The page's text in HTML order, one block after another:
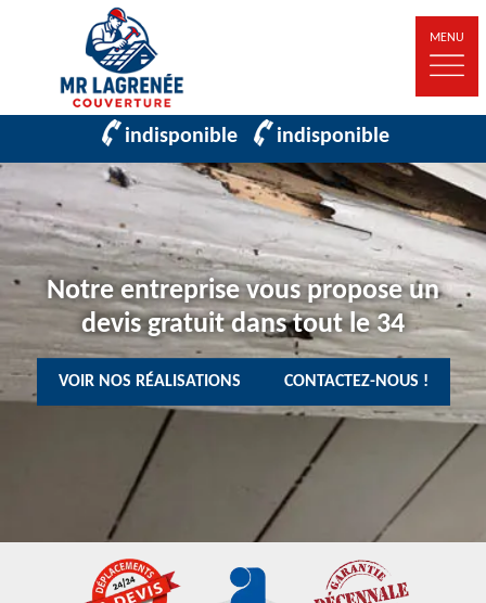
MENU
indisponible indisponible
Notre entreprise vous propose un
devis gratuit dans tout le 34
VOIR NOS RÉALISATIONS CONTACTEZ-NOUS !